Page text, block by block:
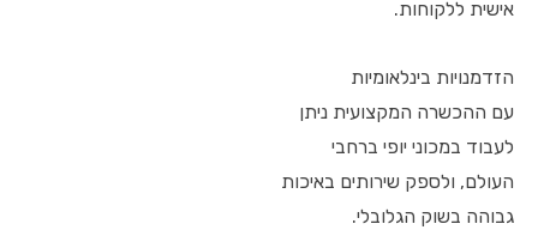
אישית ללקוחות.
הזדמנויות בינלאומיות
עם ההכשרה המקצועית ניתן
לעבוד במכוני יופי ברחבי
העולם, ולספק שירותים באיכות
גבוהה בשוק הגלובלי.